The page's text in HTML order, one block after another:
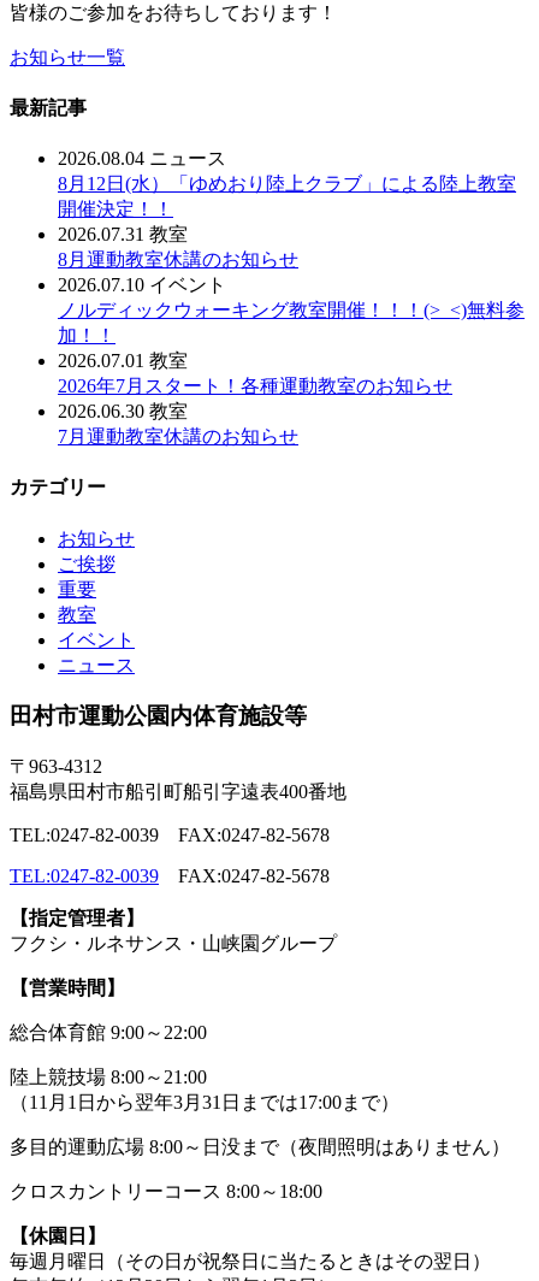
皆様のご参加をお待ちしております！
お知らせ一覧
最新記事
2026.08.04 ニュース
8月12日(水）「ゆめおり陸上クラブ」による陸上教室
開催決定！！
2026.07.31 教室
8月運動教室休講のお知らせ
2026.07.10 イベント
ノルディックウォーキング教室開催！！！(>_<)無料参
加！！
2026.07.01 教室
2026年7月スタート！各種運動教室のお知らせ
2026.06.30 教室
7月運動教室休講のお知らせ
カテゴリー
お知らせ
ご挨拶
重要
教室
イベント
ニュース
田村市運動公園内体育施設等
〒963-4312
福島県田村市船引町船引字遠表400番地
TEL:0247-82-0039 FAX:0247-82-5678
TEL:0247-82-0039 FAX:0247-82-5678
【指定管理者】
フクシ・ルネサンス・山峡園グループ
【営業時間】
総合体育館 9:00～22:00
陸上競技場 8:00～21:00
（11月1日から翌年3月31日までは17:00まで）
多目的運動広場 8:00～日没まで（夜間照明はありません）
クロスカントリーコース 8:00～18:00
【休園日】
毎週月曜日（その日が祝祭日に当たるときはその翌日）